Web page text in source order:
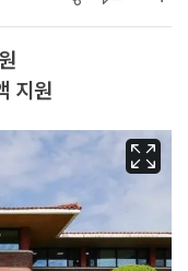
지원